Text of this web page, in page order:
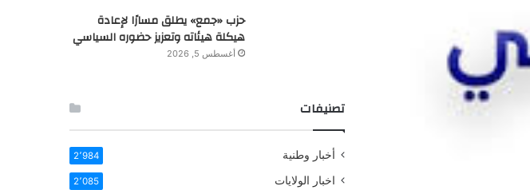
حزب «جمع» يطلق مسارًا لإعادة
هيكلة هيئاته وتعزيز حضوره السياسي
أغسطس 5, 2026
تصنيفات
أخبار وطنية 2٬984
اخبار الولايات 2٬085